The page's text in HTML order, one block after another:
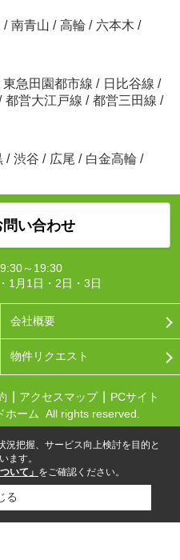
/ 南青山 / 高輪 / 六本木 /
東急田園都市線 / 日比谷線 /
都営大江戸線 / 都営三田線 /
/ 渋谷 / 広尾 / 白金高輪 /
い合わせ
9:30～19:30
1月1日・2日・3日
会社概要
物件リクエスト
アクセスマップ
PCサイト
ホーム All rights reserved.
況把握、サービス向上検討を目的と
ます。
いて」 をご確認ください。
る